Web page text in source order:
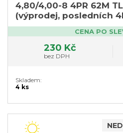
4,80/4,00-8 4PR 62M
(výprodej, posledních
CENA PO
230 Kč
bez DPH
Skladem:
4 ks